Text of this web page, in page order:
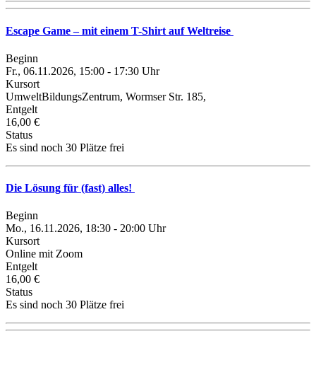
Escape Game – mit einem T-Shirt auf Weltreise
Beginn
Fr., 06.11.2026, 15:00 - 17:30 Uhr
Kursort
UmweltBildungsZentrum, Wormser Str. 185,
Entgelt
16,00 €
Status
Es sind noch 30 Plätze frei
Die Lösung für (fast) alles!
Beginn
Mo., 16.11.2026, 18:30 - 20:00 Uhr
Kursort
Online mit Zoom
Entgelt
16,00 €
Status
Es sind noch 30 Plätze frei